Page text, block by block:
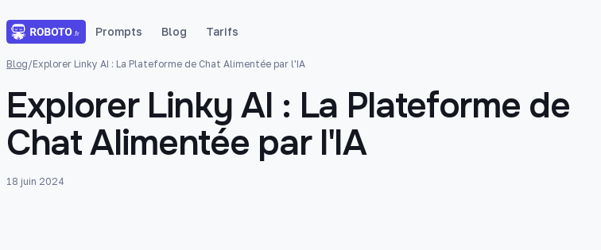
Prompts Blog Tarifs
Blog/Explorer Linky AI : La Plateforme de Chat Alimentée par l'IA
Explorer Linky AI : La Plateforme de
Chat Alimentée par l'IA
18 juin 2024